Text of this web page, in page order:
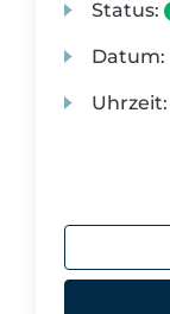
Status:
Datum:
Uhrzeit: